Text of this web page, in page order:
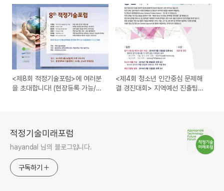
<제8회 적정기술포럼>에 여러분
을 초대합니다! (현장등록 가능/사
<제4회 청소년 인간중심 문제해
결 경진대회> 지역예선 진출팀을
적정기술미래포럼
hayandal 님의 블로그입니다.
구독하기